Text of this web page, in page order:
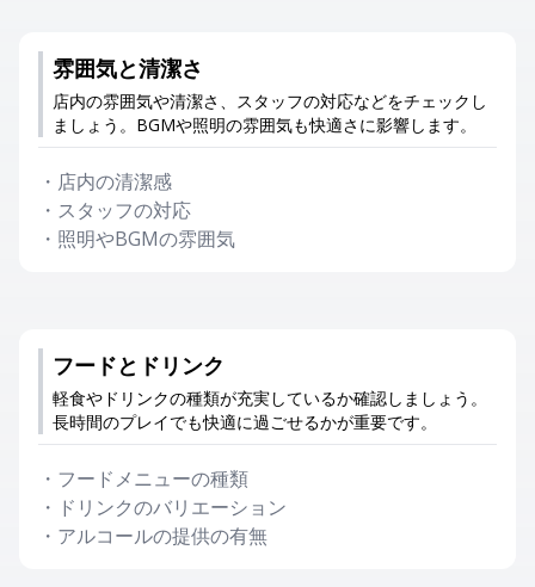
雰囲気と清潔さ
店内の雰囲気や清潔さ、スタッフの対応などをチェックし
ましょう。BGMや照明の雰囲気も快適さに影響します。
・ 店内の清潔感
・ スタッフの対応
・ 照明やBGMの雰囲気
フードとドリンク
軽食やドリンクの種類が充実しているか確認しましょう。
長時間のプレイでも快適に過ごせるかが重要です。
・ フードメニューの種類
・ ドリンクのバリエーション
・ アルコールの提供の有無